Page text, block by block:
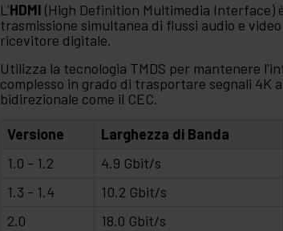
L'HDMI (High Definition Multimedia
trasmissione simultanea di flussi audio e
ricevitore digitale.
Utilizza la tecnologia TMDS per mantenere
complesso in grado di trasportare segnali 4K
bidirezionale come il CEC.
Versione
Larghezza di Banda
1.0 - 1.2
4.9 Gbit/s
1.3 - 1.4
10.2 Gbit/s
2.0
18.0 Gbit/s